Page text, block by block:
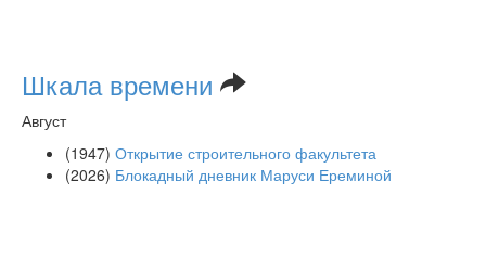
Шкала времени
Август
(1947) Открытие строительного факультета
(2026) Блокадный дневник Маруси Ереминой